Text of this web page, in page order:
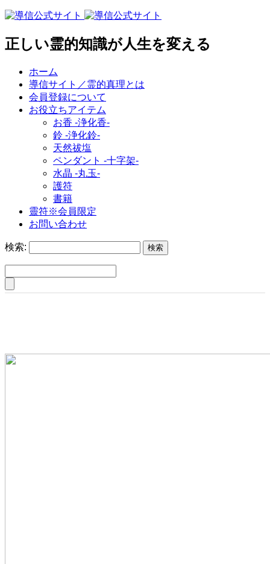
正しい霊的知識が人生を変える
ホーム
導信サイト／霊的真理とは
会員登録について
お役立ちアイテム
お香 ‐浄化香‐
鈴 ‐浄化鈴‐
天然祓塩
ペンダント -十字架-
水晶 -丸玉-
護符
書籍
靈符※会員限定
お問い合わせ
検索: